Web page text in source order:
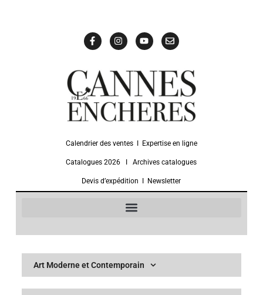
Calendrier des ventesΙ Expertise en ligne
Catalogues 2026 ΙArchives catalogues
Devis d’expédition Newsletter
Art Moderne et Contemporain